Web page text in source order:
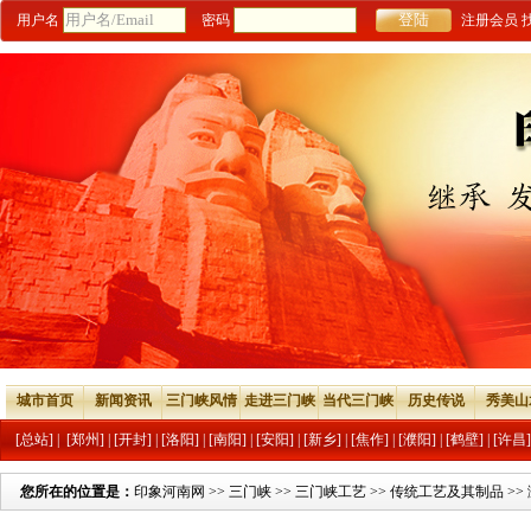
用户名 密码 注册会员
城市首页 新闻资讯 三门峡风情 走进三门峡 当代三门峡 历史传说 秀美
[总站] [郑州] [开封] [洛阳] [南阳] [安阳] [新乡] [焦作] [濮阳] [鹤壁] [许昌]
您所在的位置是： 印象河南网 >> 三门峡 >> 三门峡工艺 >> 传统工艺及其制品 >>